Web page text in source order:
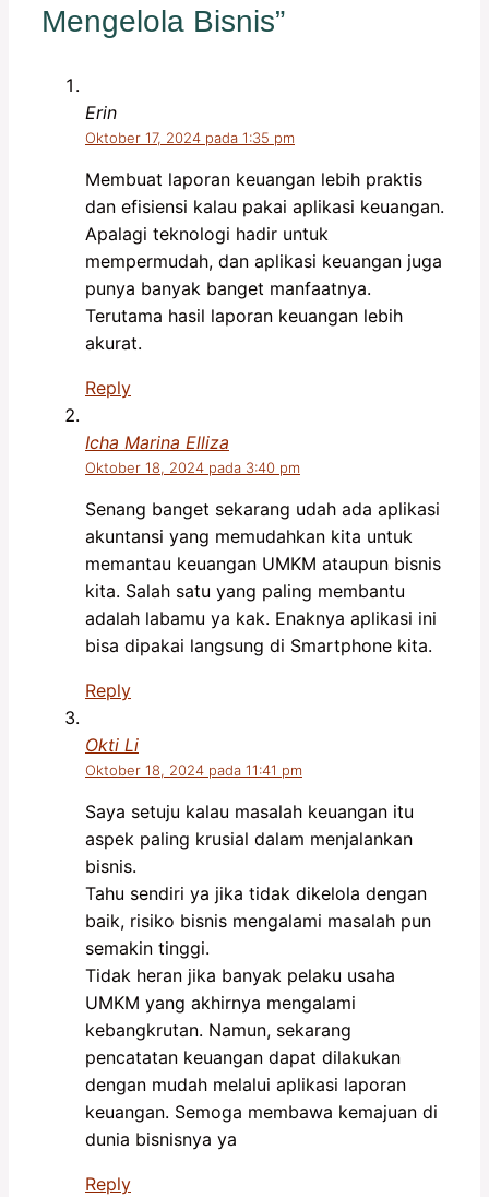
Mengelola Bisnis”
Erin
Oktober 17, 2024 pada 1:35 pm
Membuat laporan keuangan lebih praktis
dan efisiensi kalau pakai aplikasi keuangan.
Apalagi teknologi hadir untuk
mempermudah, dan aplikasi keuangan juga
punya banyak banget manfaatnya.
Terutama hasil laporan keuangan lebih
akurat.
Reply
Icha Marina Elliza
Oktober 18, 2024 pada 3:40 pm
Senang banget sekarang udah ada aplikasi
akuntansi yang memudahkan kita untuk
memantau keuangan UMKM ataupun bisnis
kita. Salah satu yang paling membantu
adalah labamu ya kak. Enaknya aplikasi ini
bisa dipakai langsung di Smartphone kita.
Reply
Okti Li
Oktober 18, 2024 pada 11:41 pm
Saya setuju kalau masalah keuangan itu
aspek paling krusial dalam menjalankan
bisnis.
Tahu sendiri ya jika tidak dikelola dengan
baik, risiko bisnis mengalami masalah pun
semakin tinggi.
Tidak heran jika banyak pelaku usaha
UMKM yang akhirnya mengalami
kebangkrutan. Namun, sekarang
pencatatan keuangan dapat dilakukan
dengan mudah melalui aplikasi laporan
keuangan. Semoga membawa kemajuan di
dunia bisnisnya ya
Reply